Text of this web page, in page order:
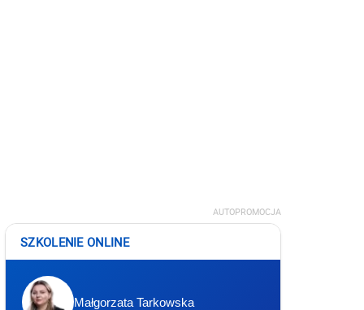
AUTOPROMOCJA
SZKOLENIE ONLINE
Małgorzata Tarkowska